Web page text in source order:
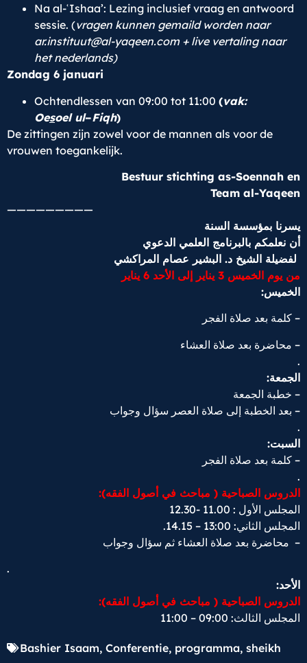
Na al-ʿIshaa’: Lezing inclusief vraag en antwoord
sessie. (vragen kunnen gemaild worden naar
ar.instituut@al-yaqeen.com + live vertaling naar
het nederlands)
Zondag 6 januari
Ochtendlessen van 09:00 tot 11:00 (vak:
Oesoel ul–Fiqh)
De zittingen zijn zowel voor de mannen als voor de
vrouwen toegankelijk.
Bestuur stichting as-Soennah en
Team al-Yaqeen
—————————
يسرنا بمؤسسة السنة
أن نعلمكم بالبرنامج العلمي الدعوي
لفضيلة الشيخ د. البشير عصام المراكشي
من يوم الخميس 3 يناير إلى الأحد 6 يناير
الخميس:
– كلمة بعد صلاة الفجر
– محاضرة بعد صلاة العشاء
.
الجمعة:
– خطبة الجمعة
– بعد الخطبة إلى صلاة العصر سؤال وجواب
.
السبت:
– كلمة بعد صلاة الفجر
.
الدروس الصباحية ( مباحث في أصول الفقه):
المجلس الأول : 11.00 -12.30
المجلس الثاني: 13:00 – 14.15
.
– محاضرة بعد صلاة العشاء ثم سؤال وجواب
.
الأحد:
الدروس الصباحية ( مباحث في أصول الفقه):
المجلس الثالث: 09:00 – 11:00
Bashier Isaam, Conferentie, programma, sheikh